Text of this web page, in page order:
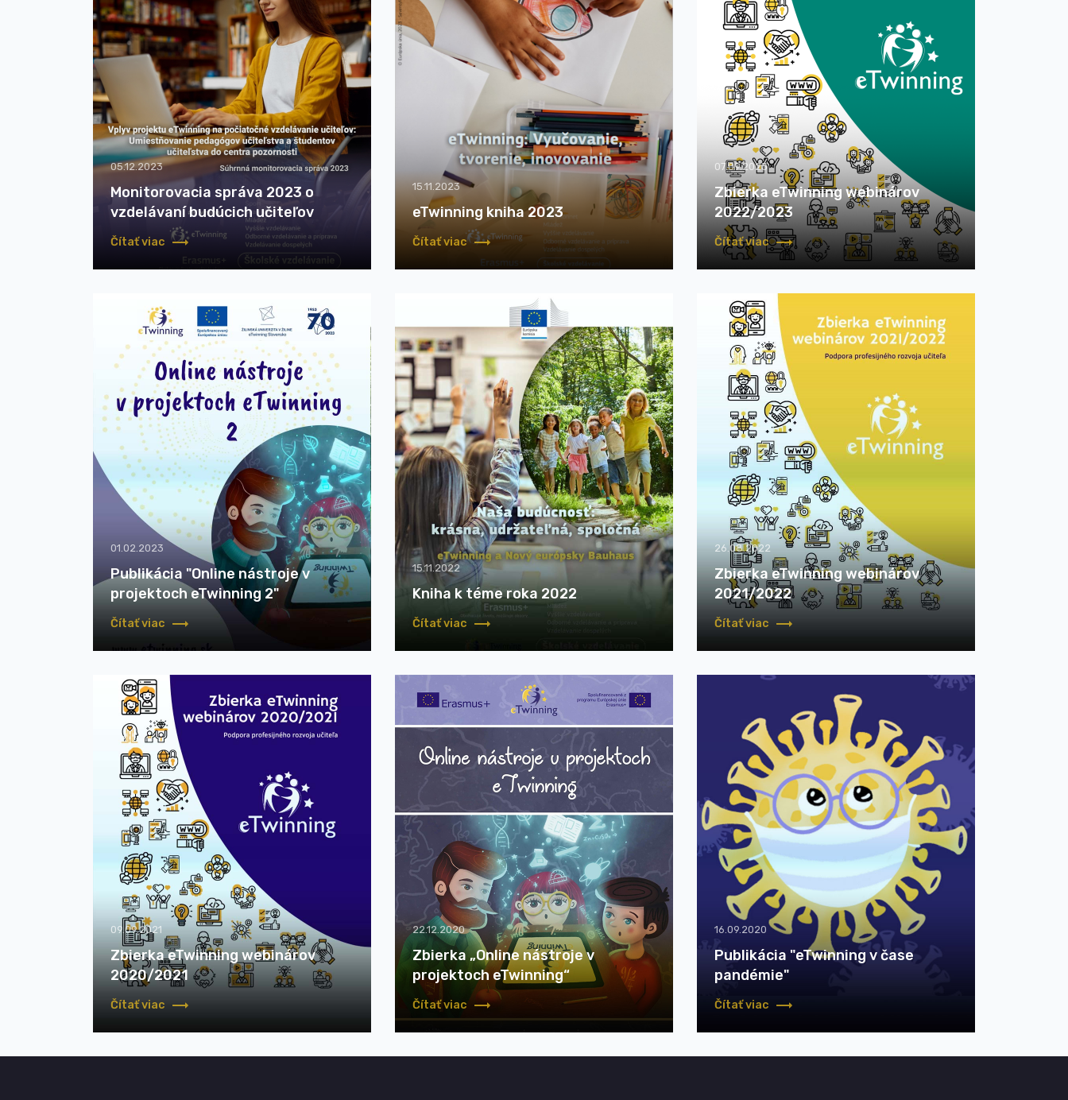
05.12.2023
Monitorovacia správa 2023 o
vzdelávaní budúcich učiteľov
Čítať viac
15.11.2023
eTwinning kniha 2023
Čítať viac
07.09.2023
Zbierka eTwinning webinárov
2022/2023
Čítať viac
01.02.2023
Publikácia "Online nástroje v
projektoch eTwinning 2"
Čítať viac
15.11.2022
Kniha k téme roka 2022
Čítať viac
26.08.2022
Zbierka eTwinning webinárov
2021/2022
Čítať viac
09.09.2021
Zbierka eTwinning webinárov
2020/2021
Čítať viac
22.12.2020
Zbierka „Online nástroje v
projektoch eTwinning“
Čítať viac
16.09.2020
Publikácia "eTwinning v čase
pandémie"
Čítať viac